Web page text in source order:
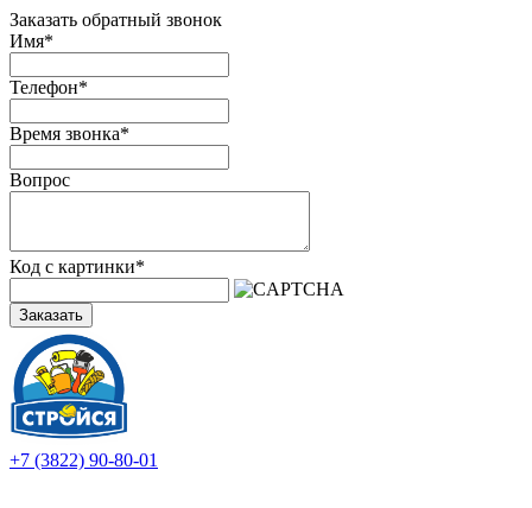
Заказать обратный звонок
Имя*
Телефон*
Время звонка*
Вопрос
Код с картинки*
Заказать
+7 (3822) 90-80-01